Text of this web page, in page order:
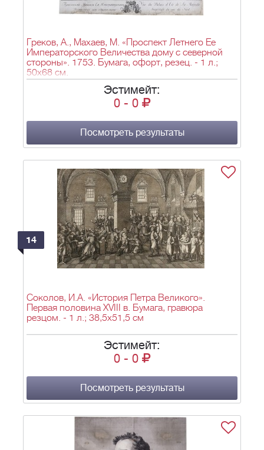
Греков, А., Махаев, М. «Проспект Летнего Ее
Императорского Величества дому с северной
стороны». 1753. Бумага, офорт, резец. - 1 л.;
50х68 см.
Эстимейт:
0 - 0
Посмотреть результаты
14
Соколов, И.А. «История Петра Великого».
Первая половина XVIII в. Бумага, гравюра
резцом. - 1 л.; 38,5х51,5 см
Эстимейт:
0 - 0
Посмотреть результаты